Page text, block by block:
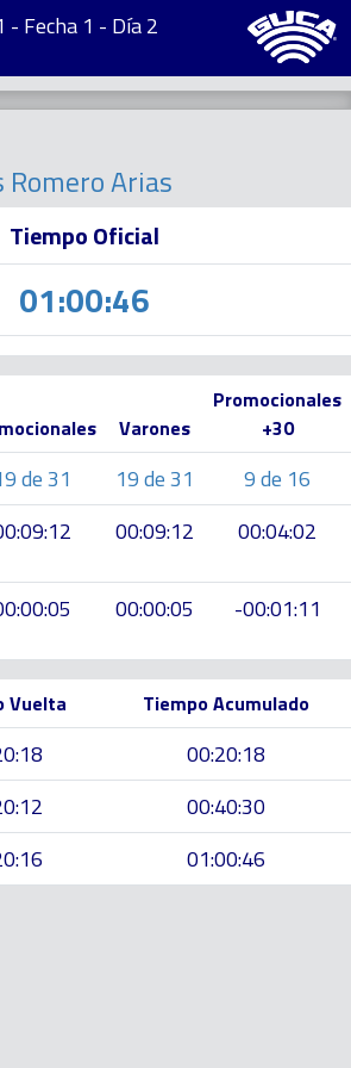
- Fecha 1 - Día 2
Romero Arias
Tiempo Oficial
01:00:46
Varones
Promocionales
+30
de 31 19 de 31 9 de 16
00:09:12 00:04:02
00:00:05 -00:01:11
Vuelta
Tiempo Acumulado
00:20:18
00:40:30
01:00:46